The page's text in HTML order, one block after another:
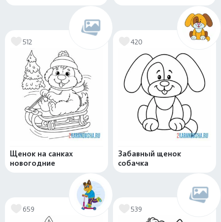
512
Щенок на санках
новогодние
420
Забавный щенок
собачка
659 539